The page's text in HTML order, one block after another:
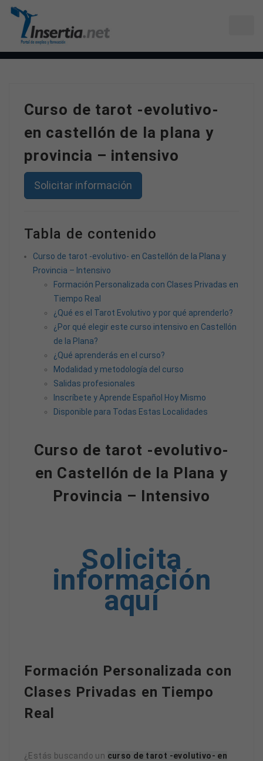
Curso de tarot -evolutivo-
en castellón de la plana y
provincia – intensivo
Solicitar información
Tabla de contenido
Curso de tarot -evolutivo- en Castellón de la Plana y
Provincia – Intensivo
Formación Personalizada con Clases Privadas en
Tiempo Real
¿Qué es el Tarot Evolutivo y por qué aprenderlo?
¿Por qué elegir este curso intensivo en Castellón
de la Plana?
¿Qué aprenderás en el curso?
Modalidad y metodología del curso
Salidas profesionales
Inscríbete y Aprende Español Hoy Mismo
Disponible para Todas Estas Localidades
Curso de tarot -evolutivo-
en Castellón de la Plana y
Provincia – Intensivo
Solicita
información
aquí
Formación Personalizada con
Clases Privadas en Tiempo
Real
¿Estás buscando un curso de tarot -evolutivo- en